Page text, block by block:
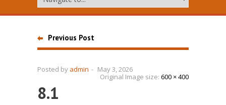
Previous Post
Posted by admin - May 3, 2026
Original Image size: 600 × 400
8.1